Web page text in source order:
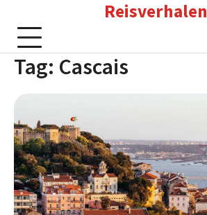
content
Reisverhalen
Tag: Cascais